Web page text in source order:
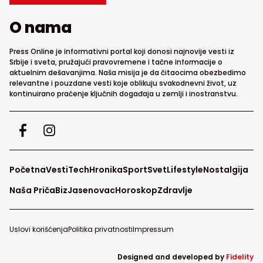
O nama
Press Online je informativni portal koji donosi najnovije vesti iz
Srbije i sveta, pružajući pravovremene i tačne informacije o
aktuelnim dešavanjima. Naša misija je da čitaocima obezbedimo
relevantne i pouzdane vesti koje oblikuju svakodnevni život, uz
kontinuirano praćenje ključnih događaja u zemlji i inostranstvu.
PočetnaVestiTechHronikaSportSvetLifestyleNostalgija
Naša PričaBizJasenovacHoroskopZdravlje
Uslovi korišćenjaPolitika privatnostiImpressum
Designed and developed by Fidelity